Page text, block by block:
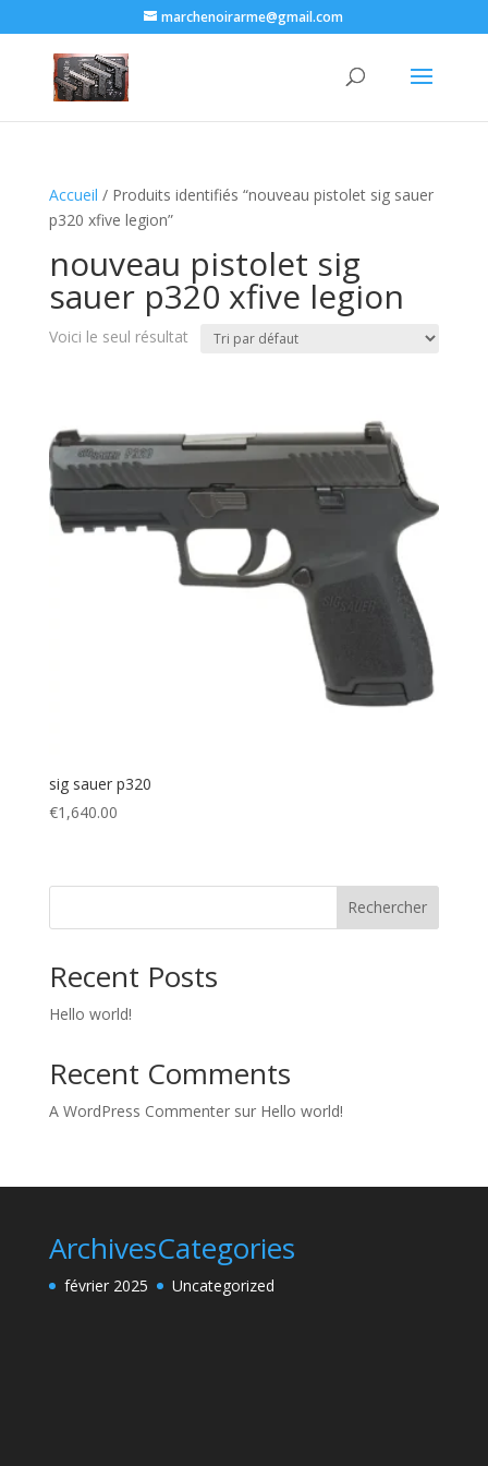
marchenoirarme@gmail.com
Accueil / Produits identifiés “nouveau pistolet sig sauer
p320 xfive legion​”
nouveau pistolet sig
sauer p320 xfive legion​
Voici le seul résultat
sig sauer p320
€1,640.00
Rechercher
Recent Posts
Hello world!
Recent Comments
A WordPress Commentersur Hello world!
Archives
février 2025
Categories
Uncategorized